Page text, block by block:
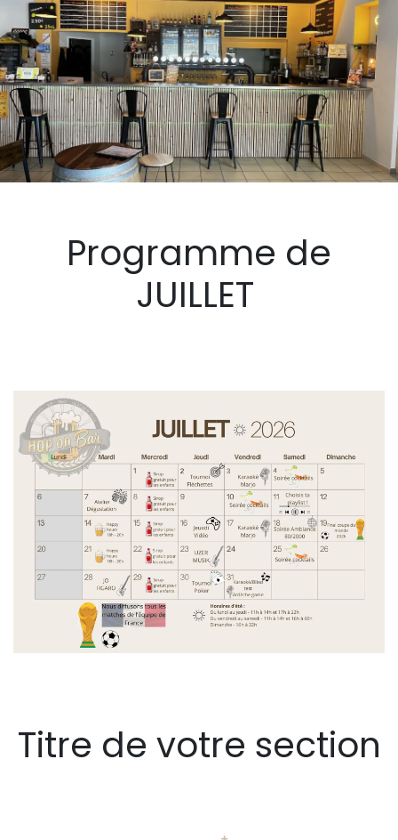
Programme de
JUILLET
Titre de votre section